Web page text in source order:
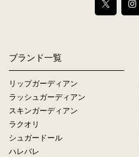
ブランド一覧
リップガーディアン
ラッシュガーディアン
スキンガーディアン
ラクオリ
シュガードール
ハレバレ